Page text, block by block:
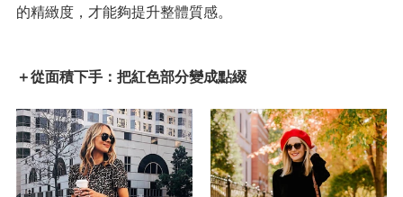
的精緻度，才能夠提升整體質感。
＋從面積下手：把紅色部分變成點綴